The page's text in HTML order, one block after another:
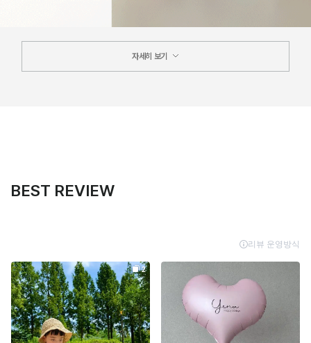
자세히 보기
BEST REVIEW